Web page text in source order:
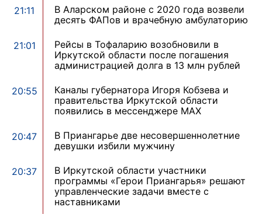
21:11
В Аларском районе с 2020 года возвели
десять ФАПов и врачебную амбулаторию
21:01
Рейсы в Тофаларию возобновили в
Иркутской области после погашения
администрацией долга в 13 млн рублей
20:55
Каналы губернатора Игоря Кобзева и
правительства Иркутской области
появились в мессенджере MAX
20:47
В Приангарье две несовершеннолетние
девушки избили мужчину
20:37
В Иркутской области участники
программы «Герои Приангарья» решают
управленческие задачи вместе с
наставниками